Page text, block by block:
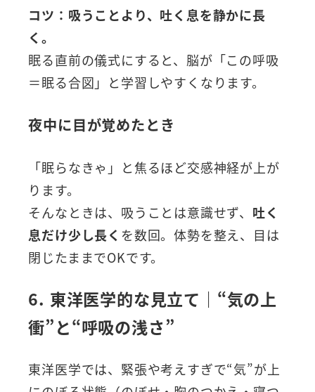
コツ：吸うことより、吐く息を静かに長
く。
眠る直前の儀式にすると、脳が「この呼吸
＝眠る合図」と学習しやすくなります。
夜中に目が覚めたとき
「眠らなきゃ」と焦るほど交感神経が上が
ります。
そんなときは、吸うことは意識せず、 吐く
息だけ少し長く を数回。体勢を整え、目は
閉じたままでOKです。
6. 東洋医学的な見立て｜“気の上
衝”と“呼吸の浅さ”
東洋医学では、緊張や考えすぎで“気”が上